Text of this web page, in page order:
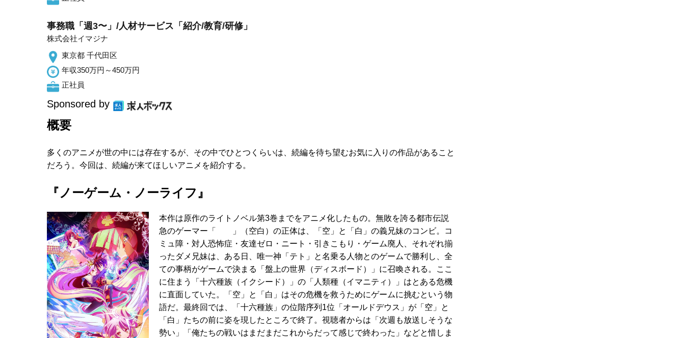
事務職「週3〜」/人材サービス「紹介/教育/研修」
株式会社イマジナ
東京都 千代田区
年収350万円～450万円
正社員
Sponsored by
概要
多くのアニメが世の中には存在するが、その中でひとつくらいは、続編を待ち望むお気に入りの作品があること
だろう。今回は、続編が来てほしいアニメを紹介する。
『ノーゲーム・ノーライフ』
本作は原作のライトノベル第3巻までをアニメ化したもの。無敗を誇る都市伝説
急のゲーマー「 」（空白）の正体は、「空」と「白」の義兄妹のコンビ。コ
ミュ障・対人恐怖症・友達ゼロ・ニート・引きこもり・ゲーム廃人、それぞれ揃
ったダメ兄妹は、ある日、唯一神「テト」と名乗る人物とのゲームで勝利し、全
ての事柄がゲームで決まる「盤上の世界（ディスボード）」に召喚される。ここ
に住まう「十六種族（イクシード）」の「人類種（イマニティ）」はとある危機
に直面していた。「空」と「白」はその危機を救うためにゲームに挑むという物
語だ。最終回では、「十六種族」の位階序列1位「オールドデウス」が「空」と
「白」たちの前に姿を現したところで終了。視聴者からは「次週も放送しそうな
勢い」「俺たちの戦いはまだまだこれからだって感じで終わった」などと惜しま